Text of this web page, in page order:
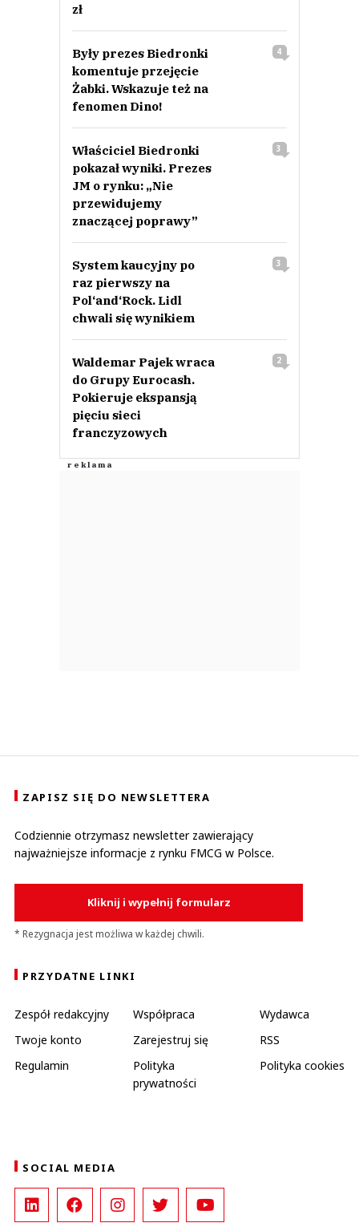
zł
Były prezes Biedronki
komentuje przejęcie
Żabki. Wskazuje też na
fenomen Dino!
4
Właściciel Biedronki
pokazał wyniki. Prezes
JM o rynku: „Nie
przewidujemy
znaczącej poprawy”
3
System kaucyjny po
raz pierwszy na
Pol‘and‘Rock. Lidl
chwali się wynikiem
3
Waldemar Pajek wraca
do Grupy Eurocash.
Pokieruje ekspansją
pięciu sieci
franczyzowych
2
ZAPISZ SIĘ DO NEWSLETTERA
Codziennie otrzymasz newsletter zawierający
najważniejsze informacje z rynku FMCG w Polsce.
Kliknij i wypełnij formularz
* Rezygnacja jest możliwa w każdej chwili.
PRZYDATNE LINKI
Zespół redakcyjny Współpraca
Wydawca
Twoje konto
Zarejestruj się
RSS
Regulamin
Polityka
prywatności
Polityka cookies
SOCIAL MEDIA